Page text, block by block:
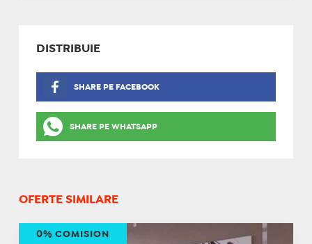
DISTRIBUIE
SHARE PE FACEBOOK
SHARE PE WHATSAPP
OFERTE SIMILARE
0% COMISION